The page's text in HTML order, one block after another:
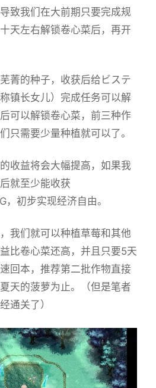
致我们在大前期只要完成规
天左右解锁卷心菜后，再开
菁的种子，收获后给ビステ
镇长女儿）完成任务可以解
可以解锁卷心菜，前三种作
只需要少量种植就可以了。
收益将会大幅提高，如果我
就至少能收获
初步实现经济自由。
我们就可以种植草莓和其他
比卷心菜还高，并且只要5天
回本，推荐第二批作物直接
天的菠萝为止。（但是笔者
通关了）